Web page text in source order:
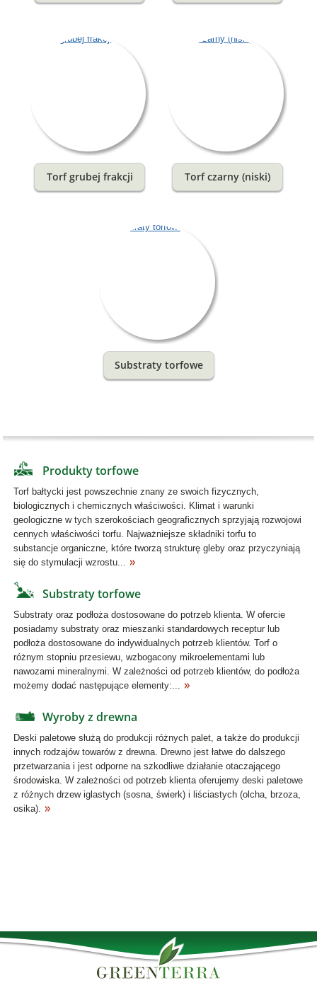
Torf grubej frakcji Torf czarny (niski)
Substraty torfowe
Produkty torfowe
Torf bałtycki jest powszechnie znany ze swoich fizycznych,
biologicznych i chemicznych właściwości. Klimat i warunki
geologiczne w tych szerokościach geograficznych sprzyjają rozwojowi
cennych właściwości torfu. Najważniejsze składniki torfu to
substancje organiczne, które tworzą strukturę gleby oraz przyczyniają
się do stymulacji wzrostu...
Substraty torfowe
Substraty oraz podłoża dostosowane do potrzeb klienta. W ofercie
posiadamy substraty oraz mieszanki standardowych receptur lub
podłoża dostosowane do indywidualnych potrzeb klientów. Torf o
różnym stopniu przesiewu, wzbogacony mikroelementami lub
nawozami mineralnymi. W zależności od potrzeb klientów, do podłoża
możemy dodać następujące elementy:...
Wyroby z drewna
Deski paletowe służą do produkcji różnych palet, a także do produkcji
innych rodzajów towarów z drewna. Drewno jest łatwe do dalszego
przetwarzania i jest odporne na szkodliwe działanie otaczającego
środowiska. W zależności od potrzeb klienta oferujemy deski paletowe
z różnych drzew iglastych (sosna, świerk) i liściastych (olcha, brzoza,
osika).